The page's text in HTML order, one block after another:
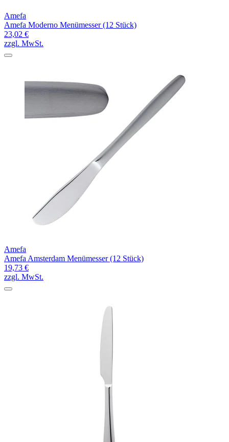
Amefa
Amefa Moderno Menümesser (12 Stück)
23,02 €
zzgl. MwSt.
Amefa
Amefa Amsterdam Menümesser (12 Stück)
19,73 €
zzgl. MwSt.